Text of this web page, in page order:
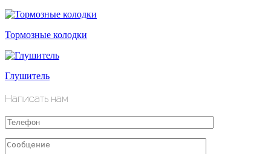
Тормозные колодки
Глушитель
Написать нам